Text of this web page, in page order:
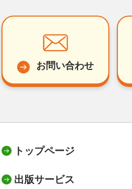
お問い合わせ
トップページ
出版サービス